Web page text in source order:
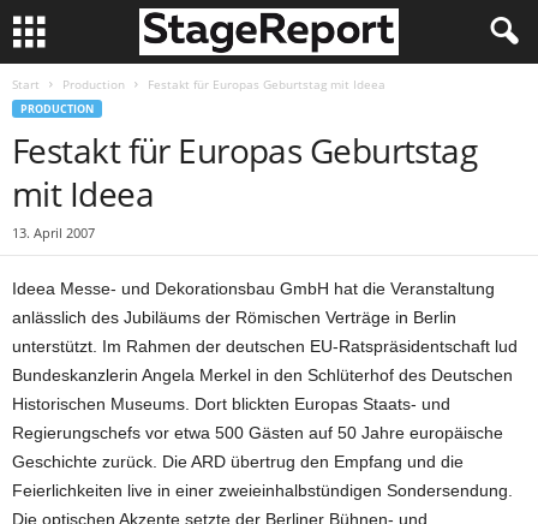
Start Production Festakt für Europas Geburtstag mit Ideea
PRODUCTION
Festakt für Europas Geburtstag
mit Ideea
13. April 2007
Ideea Messe- und Dekorationsbau GmbH hat die Veranstaltung
anlässlich des Jubiläums der Römischen Verträge in Berlin
unterstützt. Im Rahmen der deutschen EU-Ratspräsidentschaft lud
Bundeskanzlerin Angela Merkel in den Schlüterhof des Deutschen
Historischen Museums. Dort blickten Europas Staats- und
Regierungschefs vor etwa 500 Gästen auf 50 Jahre europäische
Geschichte zurück. Die ARD übertrug den Empfang und die
Feierlichkeiten live in einer zweieinhalbstündigen Sondersendung.
Die optischen Akzente setzte der Berliner Bühnen- und